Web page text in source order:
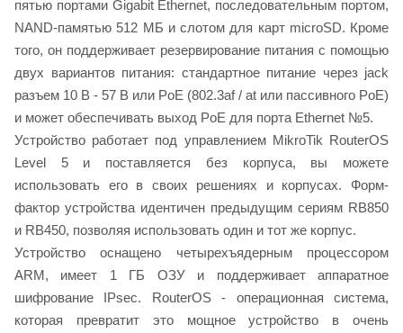
пятью портами Gigabit Ethernet, последовательным портом,
NAND-памятью 512 МБ и слотом для карт microSD. Кроме
того, он поддерживает резервирование питания с помощью
двух вариантов питания: стандартное питание через jack
разъем 10 В - 57 В или PoE (802.3af / at или пассивного PoE)
и может обеспечивать выход PoE для порта Ethernet №5.
Устройство работает под управлением MikroTik RouterOS
Level 5 и поставляется без корпуса, вы можете
использовать его в своих решениях и корпусах. Форм-
фактор устройства идентичен предыдущим сериям RB850
и RB450, позволяя использовать один и тот же корпус.
Устройство оснащено четырехъядерным процессором
ARM, имеет 1 ГБ ОЗУ и поддерживает аппаратное
шифрование IPsec. RouterOS - операционная система,
которая превратит это мощное устройство в очень